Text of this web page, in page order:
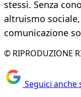
stessi. Senza
altruismo
comunicazione
© RIPRODUZIONE
Seguici anche